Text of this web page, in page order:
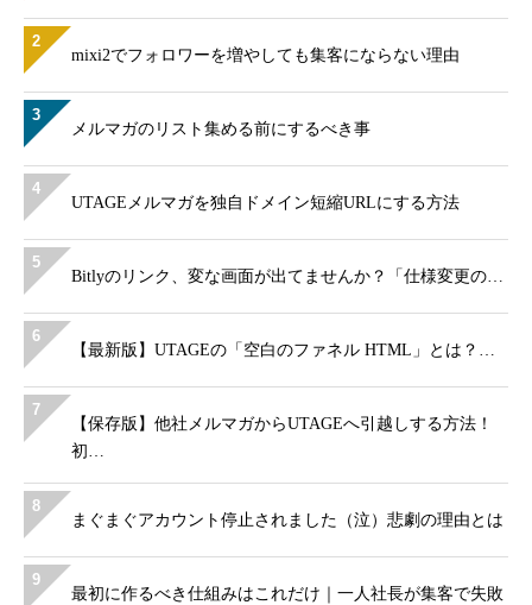
2
mixi2でフォロワーを増やしても集客にならない理由
3
メルマガのリスト集める前にするべき事
4
UTAGEメルマガを独自ドメイン短縮URLにする方法
5
Bitlyのリンク、変な画面が出てませんか？「仕様変更の…
6
【最新版】UTAGEの「空白のファネル HTML」とは？…
7
【保存版】他社メルマガからUTAGEへ引越しする方法！
初…
8
まぐまぐアカウント停止されました（泣）悲劇の理由とは
9
最初に作るべき仕組みはこれだけ｜一人社長が集客で失敗